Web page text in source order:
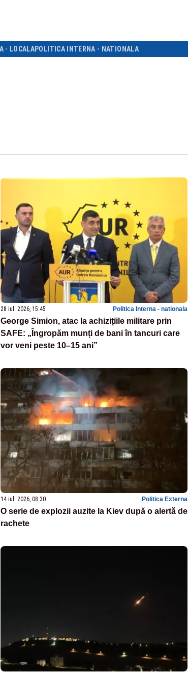
- LOCALAPOLITICA INTERNA - NATIONALA
28 iul. 2026, 15:45 Politica Interna - nationala
George Simion, atac la achizițiile militare prin
SAFE: „Îngropăm munți de bani în tancuri care
vor veni peste 10–15 ani”
14 iul. 2026, 08:30 Politica Externa
O serie de explozii auzite la Kiev după o alertă de
rachete